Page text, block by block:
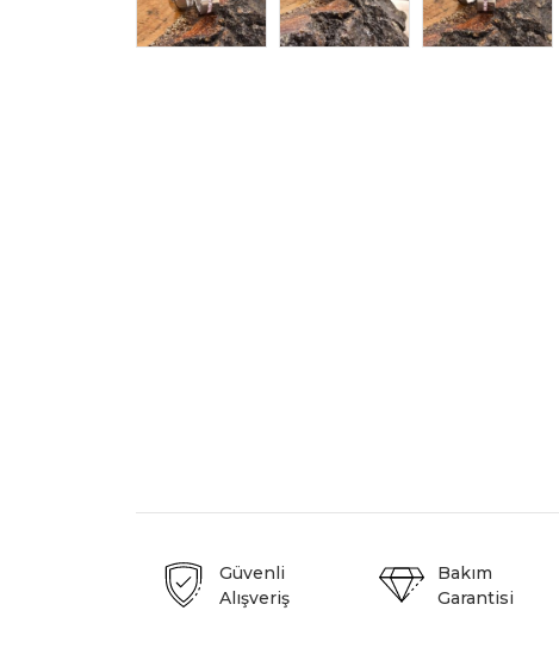
Güvenli
Alışveriş
Bakım
Garantisi